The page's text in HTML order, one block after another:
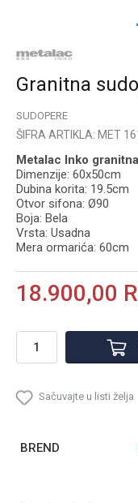
Granitna
SUDOPERE
ŠIFRA ARTIKLA: MET
Metalac Inko
Dimenzije: 60x50cm
Dubina korita: 19.5cm
Otvor sifona: Ø90
Boja: Bela
Vrsta: Usadna
Mera ormarića: 60cm
18.900,00
Sačuvajte u listi želja
BREND